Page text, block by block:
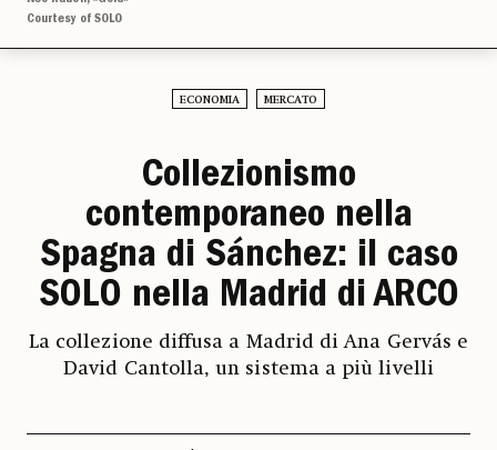
Courtesy of SOLO
ECONOMIA MERCATO
Collezionismo
contemporaneo nella
Spagna di Sánchez: il caso
SOLO nella Madrid di ARCO
La collezione diffusa a Madrid di Ana Gervás e
David Cantolla, un sistema a più livelli